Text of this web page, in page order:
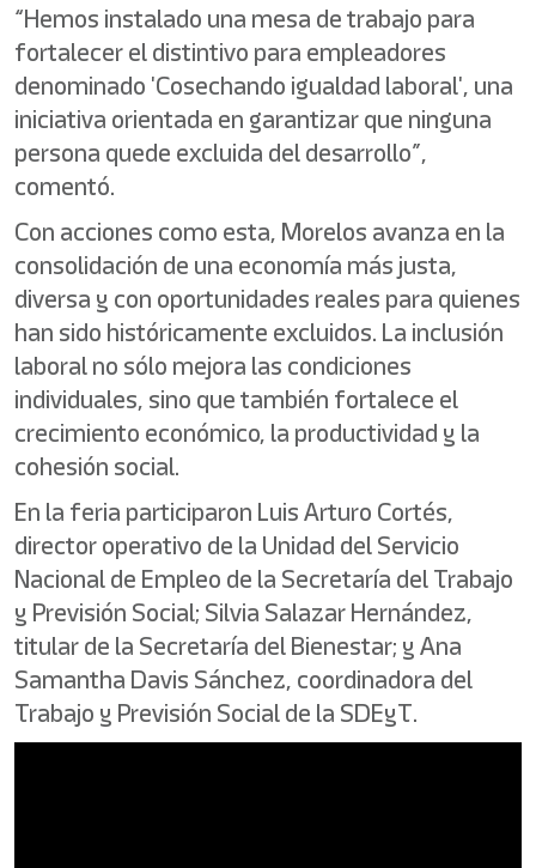
“Hemos instalado una mesa de trabajo para
fortalecer el distintivo para empleadores
denominado 'Cosechando igualdad laboral', una
iniciativa orientada en garantizar que ninguna
persona quede excluida del desarrollo”,
comentó.
Con acciones como esta, Morelos avanza en la
consolidación de una economía más justa,
diversa y con oportunidades reales para quienes
han sido históricamente excluidos. La inclusión
laboral no sólo mejora las condiciones
individuales, sino que también fortalece el
crecimiento económico, la productividad y la
cohesión social.
En la feria participaron Luis Arturo Cortés,
director operativo de la Unidad del Servicio
Nacional de Empleo de la Secretaría del Trabajo
y Previsión Social; Silvia Salazar Hernández,
titular de la Secretaría del Bienestar; y Ana
Samantha Davis Sánchez, coordinadora del
Trabajo y Previsión Social de la SDEyT.